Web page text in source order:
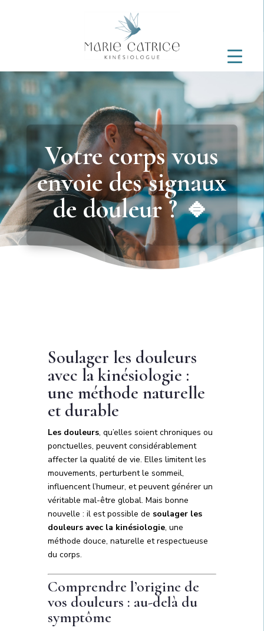
Votre corps vous
envoie des signaux
de douleur ? 🔹
Soulager les douleurs
avec la kinésiologie :
une méthode naturelle
et durable
Les douleurs, qu’elles soient chroniques ou
ponctuelles, peuvent considérablement
affecter la qualité de vie. Elles limitent les
mouvements, perturbent le sommeil,
influencent l’humeur, et peuvent générer un
véritable mal-être global. Mais bonne
nouvelle : il est possible de soulager les
douleurs avec la kinésiologie, une
méthode douce, naturelle et respectueuse
du corps.
Comprendre l’origine de
vos douleurs : au-delà du
symptôme